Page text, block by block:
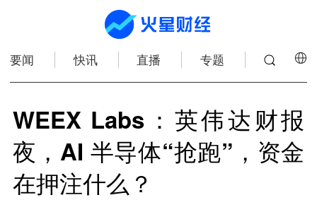
要闻 快讯 直播 专题
WEEX Labs：英伟达财报
夜，AI 半导体“抢跑”，资金
在押注什么？